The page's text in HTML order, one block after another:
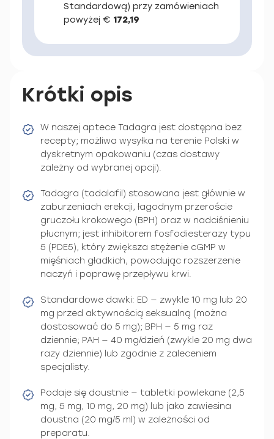
Standardową) przy zamówieniach
powyżej € 172,19
Krótki opis
W naszej aptece Tadagra jest dostępna bez
recepty; możliwa wysyłka na terenie Polski w
dyskretnym opakowaniu (czas dostawy
zależny od wybranej opcji).
Tadagra (tadalafil) stosowana jest głównie w
zaburzeniach erekcji, łagodnym przeroście
gruczołu krokowego (BPH) oraz w nadciśnieniu
płucnym; jest inhibitorem fosfodiesterazy typu
5 (PDE5), który zwiększa stężenie cGMP w
mięśniach gładkich, powodując rozszerzenie
naczyń i poprawę przepływu krwi.
Standardowe dawki: ED — zwykle 10 mg lub 20
mg przed aktywnością seksualną (można
dostosować do 5 mg); BPH — 5 mg raz
dziennie; PAH — 40 mg/dzień (zwykle 20 mg dwa
razy dziennie) lub zgodnie z zaleceniem
specjalisty.
Podaje się doustnie — tabletki powlekane (2,5
mg, 5 mg, 10 mg, 20 mg) lub jako zawiesina
doustna (20 mg/5 ml) w zależności od
preparatu.